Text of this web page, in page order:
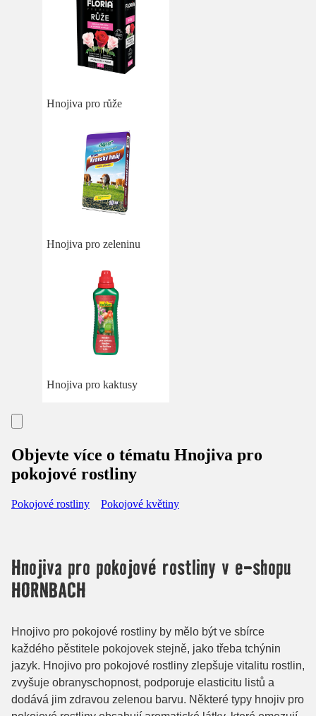
Hnojiva pro růže
Hnojiva pro zeleninu
Hnojiva pro kaktusy
Objevte více o tématu Hnojiva pro
pokojové rostliny
Pokojové rostliny Pokojové květiny